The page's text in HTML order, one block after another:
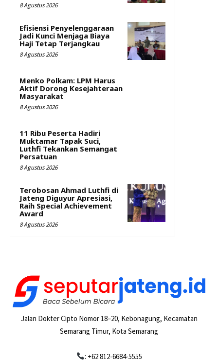
8 Agustus 2026
Efisiensi Penyelenggaraan
Jadi Kunci Menjaga Biaya
Haji Tetap Terjangkau
8 Agustus 2026
Menko Polkam: LPM Harus
Aktif Dorong Kesejahteraan
Masyarakat
8 Agustus 2026
11 Ribu Peserta Hadiri
Muktamar Tapak Suci,
Luthfi Tekankan Semangat
Persatuan
8 Agustus 2026
Terobosan Ahmad Luthfi di
Jateng Diguyur Apresiasi,
Raih Special Achievement
Award
8 Agustus 2026
Jalan Dokter Cipto Nomor 18–20, Kebonagung, Kecamatan
Semarang Timur, Kota Semarang
: +62 812-6684-5555